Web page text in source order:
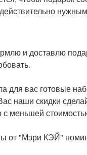
и доставлю
для вас готовые
наши скидки
с меньшей
от "Мэри КЭЙ"